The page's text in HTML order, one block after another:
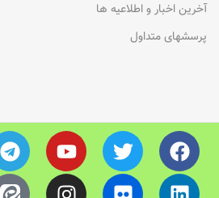
آخرین اخبار و اطلاعیه ها
پرسشهای متداول